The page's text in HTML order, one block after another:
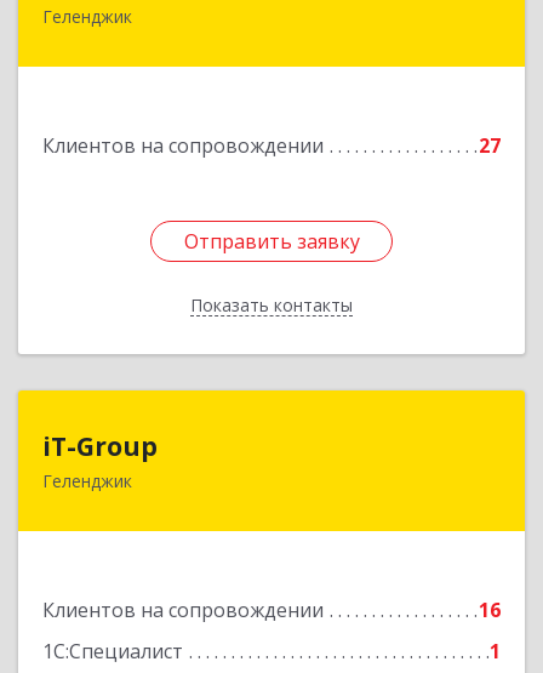
Геленджик
Клиентов на сопровождении 27
Отправить заявку
Показать контакты
353467, Краснодарский край, Геленджик г,
Отправить заявку
Назад
iT-Group
Геленджик
Клиентов на сопровождении
16
1С:Специалист
1
353460, Краснодарский край, Геленджик г,